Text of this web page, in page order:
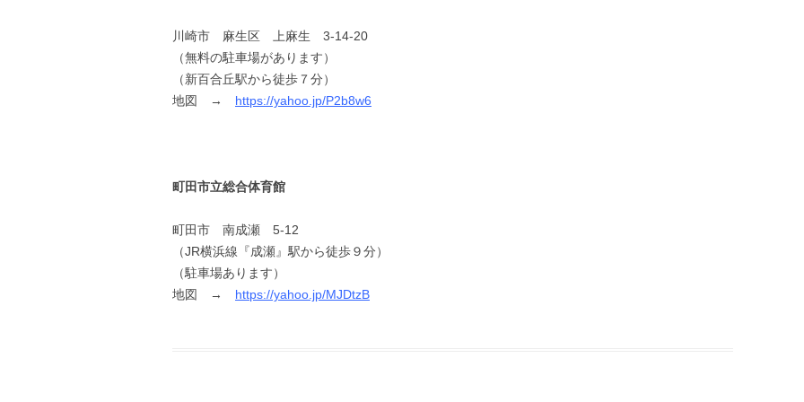
川崎市 麻生区 上麻生 3-14-20
（無料の駐車場があります）
（新百合丘駅から徒歩７分）
地図 → https://yahoo.jp/P2b8w6
町田市立総合体育館
町田市 南成瀬 5-12
（JR横浜線『成瀬』駅から徒歩９分）
（駐車場あります）
地図 → https://yahoo.jp/MJDtzB